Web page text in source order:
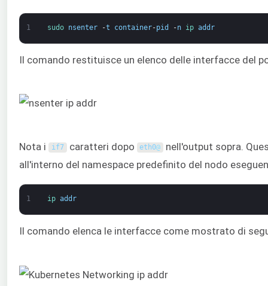
1 sudo nsenter -t container-pid -n ip addr
Il comando restituisce un elenco delle interfacce del
Nota i if7 caratteri dopo eth0@
nell'output sopra.
all'interno del namespace predefinito del nodo
1 ip addr
Il comando elenca le interfacce come mostrato di